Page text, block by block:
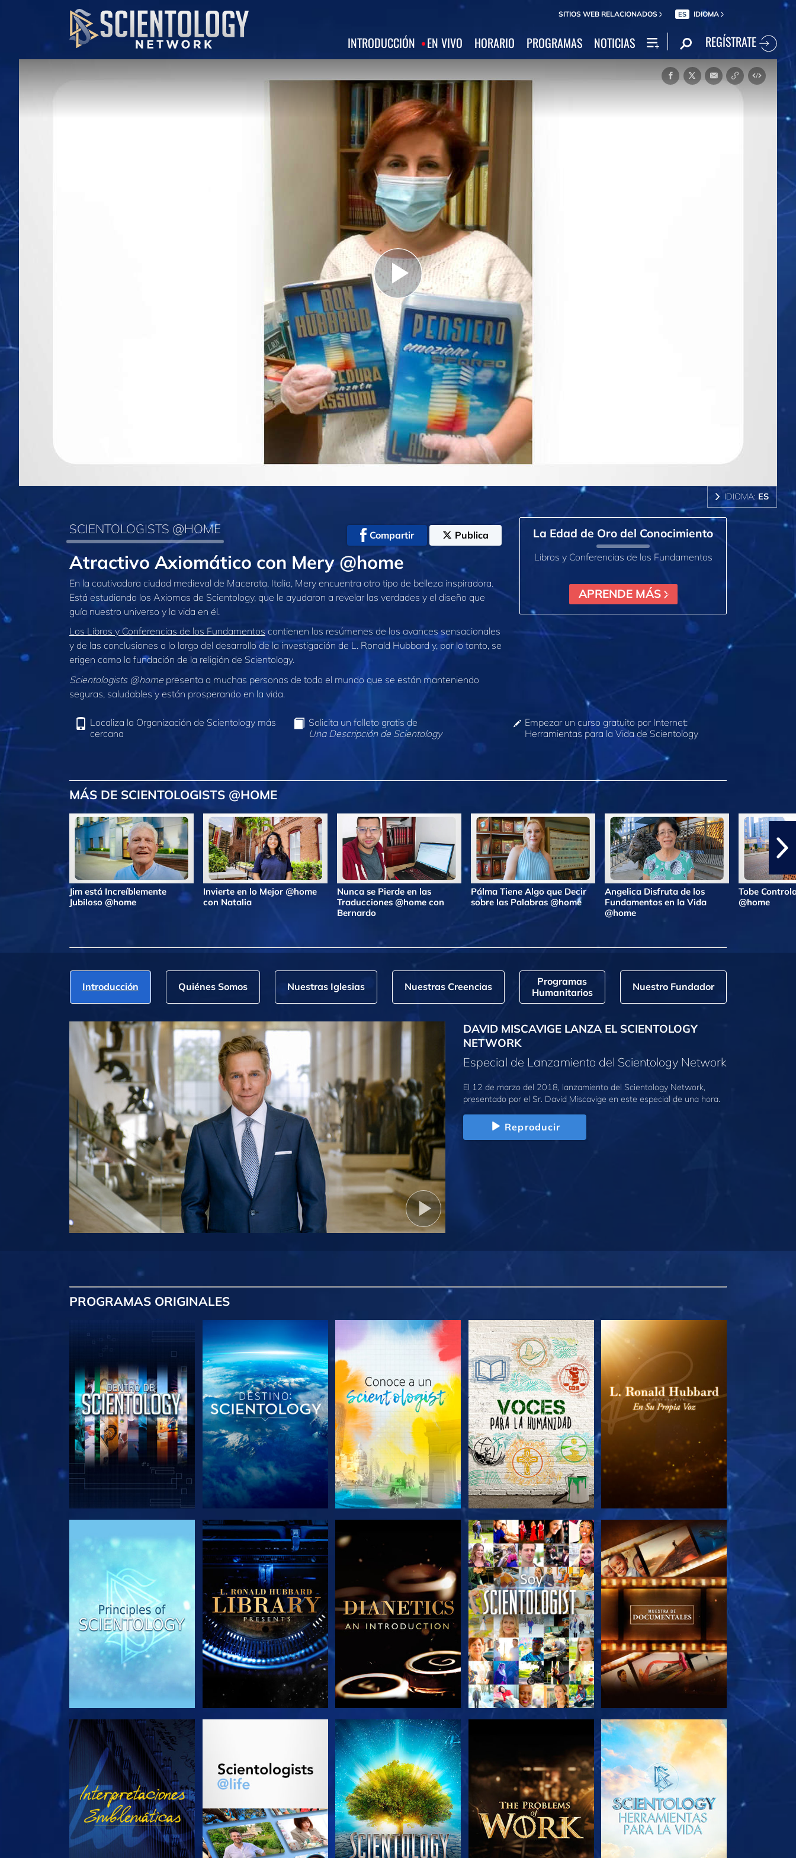
SITIOS WEB RELACIONADOS ES IDIOMA
INTRODUCCIÓN EN VIVO HORARIO PROGRAMAS NOTICIAS REGÍSTRATE
Play
Video
IDIOMA: ES
SCIENTOLOGISTS @HOME Compartir Publica
Atractivo Axiomático con Mery @home
En la cautivadora ciudad medieval de Macerata, Italia, Mery encuentra otro tipo de belleza inspiradora.
Está estudiando los Axiomas de Scientology, que le ayudaron a revelar las verdades y el diseño que
guía nuestro universo y la vida en él.
Los Libros y Conferencias de los Fundamentos contienen los resúmenes de los avances sensacionales
y de las conclusiones a lo largo del desarrollo de la investigación de L. Ronald Hubbard y, por lo tanto, se
erigen como la fundación de la religión de Scientology.
Scientologists @homepresenta a muchas personas de todo el mundo que se están manteniendo
seguras, saludables y están prosperando en la vida.
La Edad de Oro del Conocimiento
Libros y Conferencias de los Fundamentos
APRENDE MÁS
Localiza la Organización de Scientology más
cercana
Solicita un folleto gratis de
Una Descripción de Scientology
Empezar un curso gratuito por Internet:
Herramientas para la Vida de Scientology
MÁS DE SCIENTOLOGISTS @HOME
Jim está Increíblemente
Jubiloso @home
Invierte en lo Mejor @home
con Natalia
Nunca se Pierde en las
Traducciones @home con
Bernardo
Pálma Tiene Algo que Decir
sobre las Palabras @home
Angelica Disfruta de los
Fundamentos en la Vida
@home
Tobe
@home
Introducción Quiénes Somos Nuestras Iglesias Nuestras Creencias
Programas
Humanitarios
Nuestro Fundador
DAVID MISCAVIGE LANZA EL SCIENTOLOGY
NETWORK
Especial de Lanzamiento del Scientology Network
El 12 de marzo del 2018, lanzamiento del Scientology Network,
presentado por el Sr. David Miscavige en este especial de una hora.
Reproducir
PROGRAMAS ORIGINALES
EXPLORA LAS SERIES EXPLORA LAS SERIES EXPLORA LAS SERIES EXPLORA LAS SERIES EXPLORA LAS SERIES
VE EXPLORA LAS SERIES